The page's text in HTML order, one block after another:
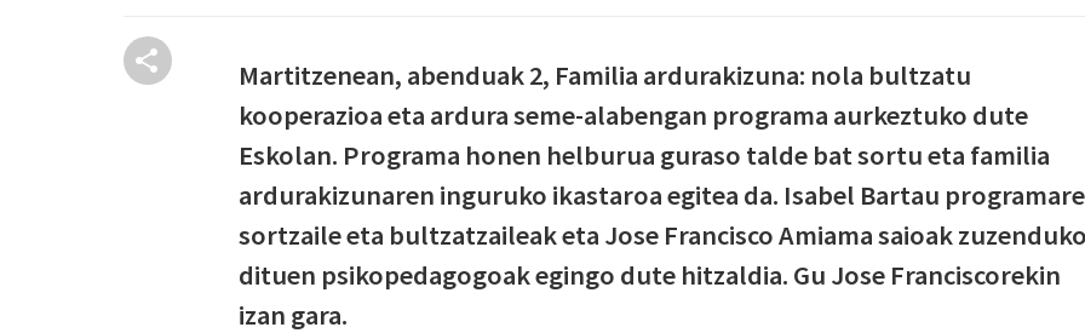
Martitzenean, abenduak 2, Familia ardurakizuna: nola bultzatu
kooperazioa eta ardura seme-alabengan programa aurkeztuko dute
Eskolan. Programa honen helburua guraso talde bat sortu eta familia
ardurakizunaren inguruko ikastaroa egitea da. Isabel Bartau
sortzaile eta bultzatzaileak eta Jose Francisco Amiama saioak
dituen psikopedagogoak egingo dute hitzaldia. Gu Jose Franciscorekin
izan gara.